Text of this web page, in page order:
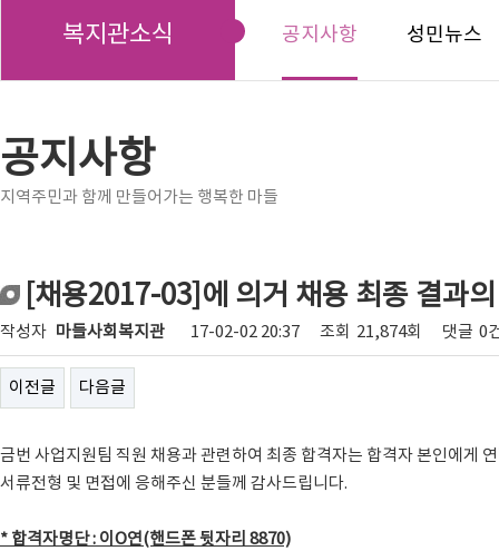
복지관소식 공지사항 성민뉴스
공지사항
지역주민과 함께 만들어가는 행복한 마들
[채용2017-03]에 의거 채용 최종 결과
작성자 마들사회복지관 17-02-02 20:37 조회 21,874회 댓글 0
이전글 다음글
금번 사업지원팀 직원 채용과 관련하여 최종 합격자는 합격자 본인에게
서류전형 및 면접에 응해주신 분들께 감사드립니다.
* 합격자명단 : 이O연(핸드폰 뒷자리 8870)